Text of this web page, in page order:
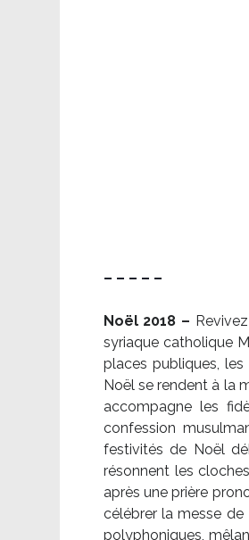
– – – – –
Noël 2018 –
syriaque catholique
places publiques,
Noël se rendent à la
accompagne les
confession
festivités de Noël
résonnent les
après une prière
célébrer la messe
polyphoniques,